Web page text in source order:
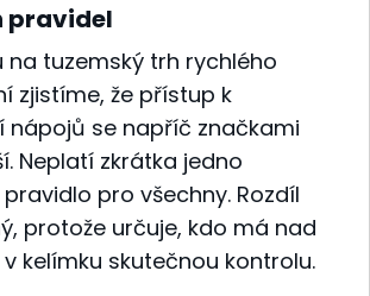
pravidel
na tuzemský trh rychlého
zjistíme, že přístup k
nápojů se napříč značkami
Neplatí zkrátka jedno
pro všechny. Rozdíl
protože určuje, kdo má nad
kelímku skutečnou kontrolu.